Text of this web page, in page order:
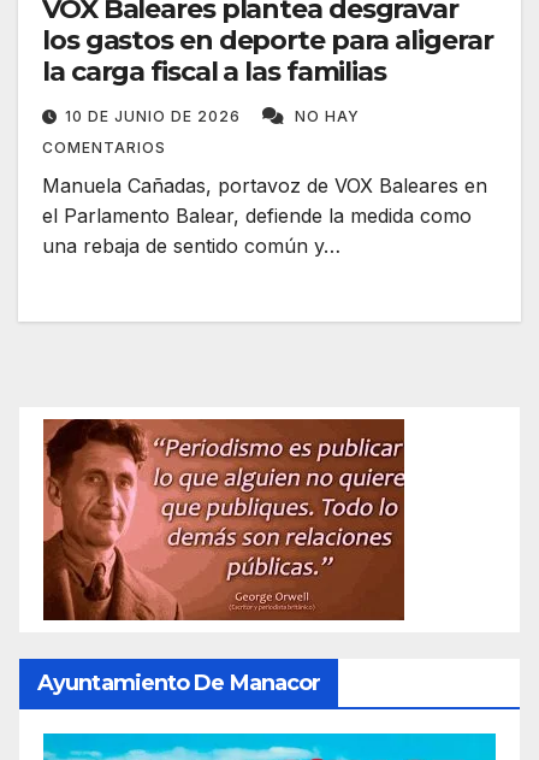
VOX Baleares plantea desgravar
los gastos en deporte para aligerar
la carga fiscal a las familias
10 DE JUNIO DE 2026
NO HAY
COMENTARIOS
Manuela Cañadas, portavoz de VOX Baleares en
el Parlamento Balear, defiende la medida como
una rebaja de sentido común y…
Ayuntamiento De Manacor